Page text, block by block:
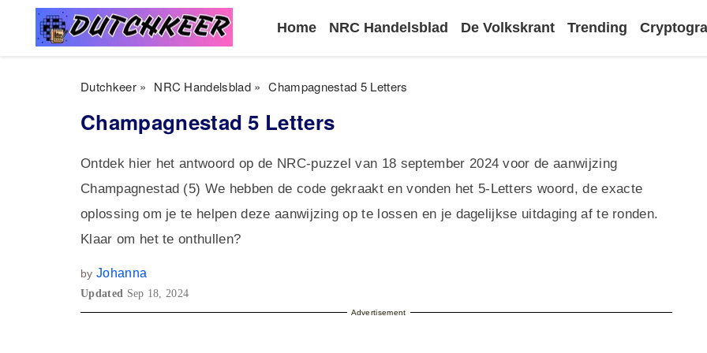
Home NRC Handelsblad De Volkskrant Trending
Dutchkeer» NRC Handelsblad » Champagnestad 5 Letters
Champagnestad 5 Letters
Ontdek hier het antwoord op de NRC-puzzel van 18 september 2024 voor de aanwijzing
Champagnestad (5) We hebben de code gekraakt en vonden het 5-Letters woord, de exacte
oplossing om je te helpen deze aanwijzing op te lossen en je dagelijkse uitdaging af te ronden.
Klaar om het te onthullen?
by Johanna
Updated Sep 18, 2024
Advertisement